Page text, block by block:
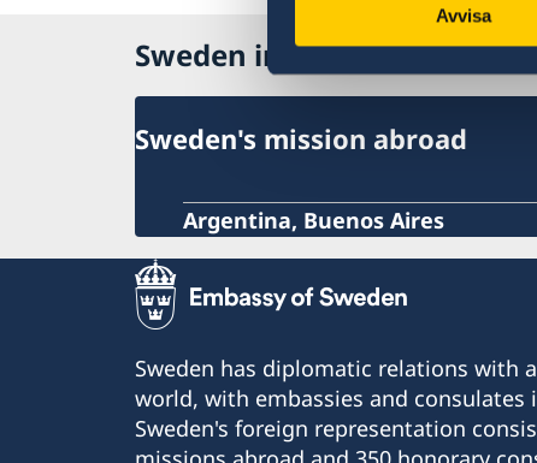
Avvisa
Sweden in Uruguay
Sweden's mission abroad
Argentina, Buenos Aires
Sweden has diplomatic relations with
world, with embassies and consulates
Sweden's foreign representation